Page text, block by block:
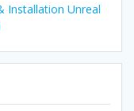
Installation Unreal